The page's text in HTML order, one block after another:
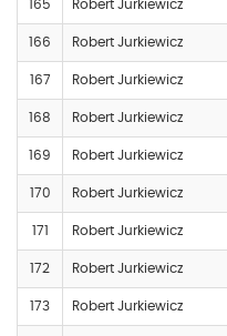
165 Robert Jurkiewicz
166 Robert Jurkiewicz
167 Robert Jurkiewicz
168 Robert Jurkiewicz
169 Robert Jurkiewicz
170 Robert Jurkiewicz
171 Robert Jurkiewicz
172 Robert Jurkiewicz
173 Robert Jurkiewicz